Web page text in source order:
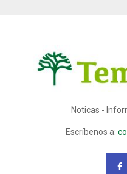
Noticas -
Escríbenos a: